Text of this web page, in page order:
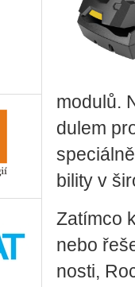
mo­du­lů.
du­lem
bi­li­ty v
Za­tím­co
nebo
nos­ti,